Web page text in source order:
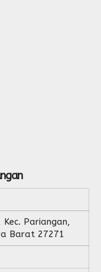
Kec. Pariangan,
Barat 27271